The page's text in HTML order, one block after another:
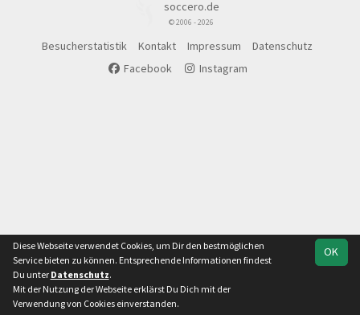
soccero.de
© 2006 - 2026
Besucherstatistik Kontakt Impressum
Datenschutz
Facebook
Instagram
OK
Diese Webseite verwendet Cookies, um Dir den bestmöglichen
Service bieten zu können. Entsprechende Informationen findest
Du unter Datenschutz.
Mit der Nutzung der Webseite erklärst Du Dich mit der
Verwendung von Cookies einverstanden.